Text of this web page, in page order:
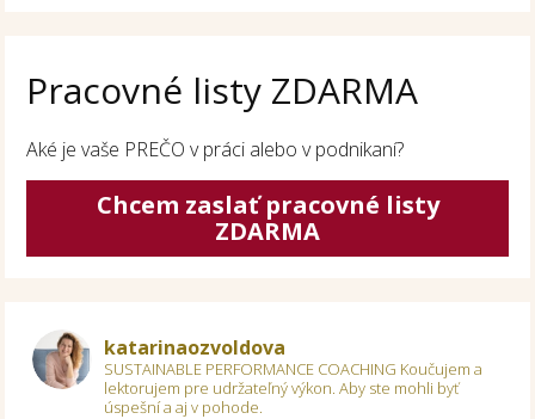
Pracovné listy ZDARMA
Aké je vaše PREČO v práci alebo v podnikaní?
Chcem zaslať pracovné listy
ZDARMA
katarinaozvoldova
SUSTAINABLE PERFORMANCE COACHING Koučujem a
lektorujem pre udržateľný výkon.Aby ste mohli byť
úspešní a aj v pohode.